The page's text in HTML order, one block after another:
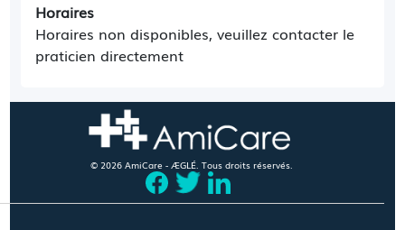
Horaires
Horaires non disponibles, veuillez contacter le
praticien directement
© 2026 AmiCare - ÆGLÉ. Tous droits réservés.